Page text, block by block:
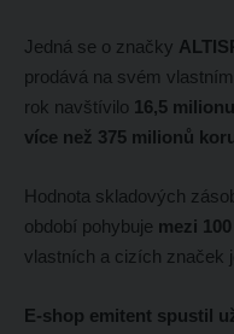
Jedná se o značky
prodává na svém
rok navštívilo 16,5
více než 375 milionů
Hodnota skladových
období pohybuje mezi
vlastních a cizích značek
E-shop emitent spustil